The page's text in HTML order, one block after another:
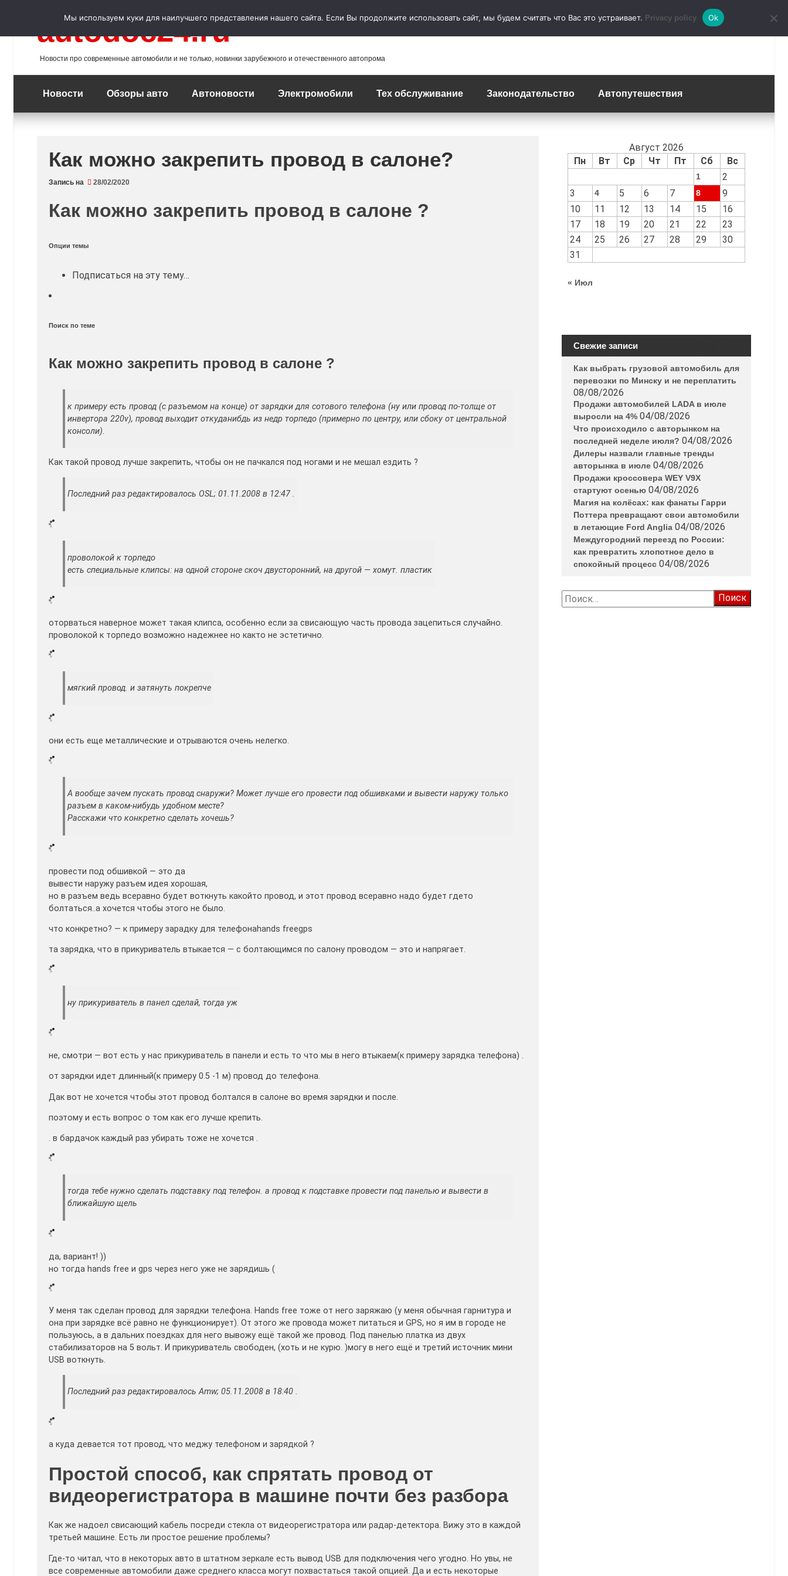
autodoc24.ru
Новости про современные автомобили и не только, новинки зарубежного и отечественного автопрома
Новости Обзоры авто Автоновости Электромобили Тех обслуживание Законодательство Автопутешествия
Как можно закрепить провод в салоне?
Запись на 28/02/2020
Как можно закрепить провод в салоне ?
Опции темы
Подписаться на эту тему…
Поиск по теме
Как можно закрепить провод в салоне ?
к примеру есть провод (с разъемом на конце) от зарядки для сотового телефона (ну или провод по-толще от
инвертора 220v), провод выходит откуданибдь из недр торпедо (примерно по центру, или сбоку от центральной
консоли).
Как такой провод лучше закрепить, чтобы он не пачкался под ногами и не мешал ездить ?
Последний раз редактировалось OSL; 01.11.2008 в 12:47 .
проволокой к торпедо
есть специальные клипсы: на одной стороне скоч двусторонний, на другой — хомут. пластик
оторваться наверное может такая клипса, особенно если за свисающую часть провода зацепиться случайно.
проволокой к торпедо возможно надежнее но както не эстетично.
мягкий провод. и затянуть покрепче
они есть еще металлические и отрываются очень нелегко.
А вообще зачем пускать провод снаружи? Может лучше его провести под обшивками и вывести наружу только
разъем в каком-нибудь удобном месте?
Расскажи что конкретно сделать хочешь?
провести под обшивкой — это да
вывести наружу разъем идея хорошая,
но в разъем ведь всеравно будет воткнуть какойто провод, и этот провод всеравно надо будет гдето
болтаться..а хочется чтобы этого не было.
что конкретно? — к примеру зарадку для телефонаhands freegps
та зарядка, что в прикуриватель втыкается — с болтающимся по салону проводом — это и напрягает.
ну прикуриватель в панел сделай, тогда уж
не, смотри — вот есть у нас прикуриватель в панели и есть то что мы в него втыкаем(к примеру зарядка телефона) .
от зарядки идет длинный(к примеру 0.5 -1 м) провод до телефона.
Дак вот не хочется чтобы этот провод болтался в салоне во время зарядки и после.
поэтому и есть вопрос о том как его лучше крепить.
. в бардачок каждый раз убирать тоже не хочется .
тогда тебе нужно сделать подставку под телефон. а провод к подставке провести под панелью и вывести в
ближайшую щель
да, вариант! ))
но тогда hands free и gps через него уже не зарядишь (
У меня так сделан провод для зарядки телефона. Hands free тоже от него заряжаю (у меня обычная гарнитура и
она при зарядке всё равно не функционирует). От этого же провода может питаться и GPS, но я им в городе не
пользуюсь, а в дальних поездках для него вывожу ещё такой же провод. Под панелью платка из двух
стабилизаторов на 5 вольт. И прикуриватель свободен, (хоть и не курю. )могу в него ещё и третий источник мини
USB воткнуть.
Последний раз редактировалось Amw; 05.11.2008 в 18:40 .
а куда девается тот провод, что меджу телефоном и зарядкой ?
Простой способ, как спрятать провод от
видеорегистратора в машине почти без разбора
Как же надоел свисающий кабель посреди стекла от видеорегистратора или радар-детектора. Вижу это в каждой
третьей машине. Есть ли простое решение проблемы?
Где-то читал, что в некоторых авто в штатном зеркале есть вывод USB для подключения чего угодно. Но увы, не
все современные автомобили даже среднего класса могут похвастаться такой опцией. Да и есть некоторые
Август 2026
Пн
Вт Ср Чт Пт Сб Вс
1
2
3
4 5 6 7 8
9
10
11 12 13 14 15
16
17
18 19 20 21 22
23
24
25 26 27 28 29
30
31
« Июл
Свежие записи
Как выбрать грузовой автомобиль для
перевозки по Минску и не переплатить
08/08/2026
Продажи автомобилей LADA в июле
выросли на 4% 04/08/2026
Что происходило с авторынком на
последней неделе июля? 04/08/2026
Дилеры назвали главные тренды
авторынка в июле 04/08/2026
Продажи кроссовера WEY V9X
стартуют осенью 04/08/2026
Магия на колёсах: как фанаты Гарри
Поттера превращают свои автомобили
в летающие Ford Anglia 04/08/2026
Междугородний переезд по России:
как превратить хлопотное дело в
спокойный процесс 04/08/2026
Найти:
Мы используем куки для наилучшего представления нашего сайта. Если Вы продолжите использовать сайт, мы будем считать что Вас это устраивает. Privacy policy Ok